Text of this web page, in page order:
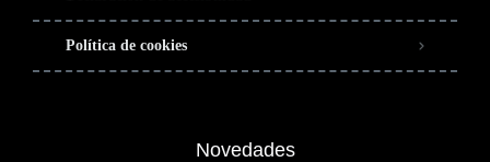
Política de cookies
Novedades